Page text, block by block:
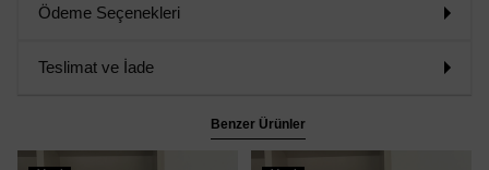
Ödeme Seçenekleri
Teslimat ve İade
Benzer Ürünler